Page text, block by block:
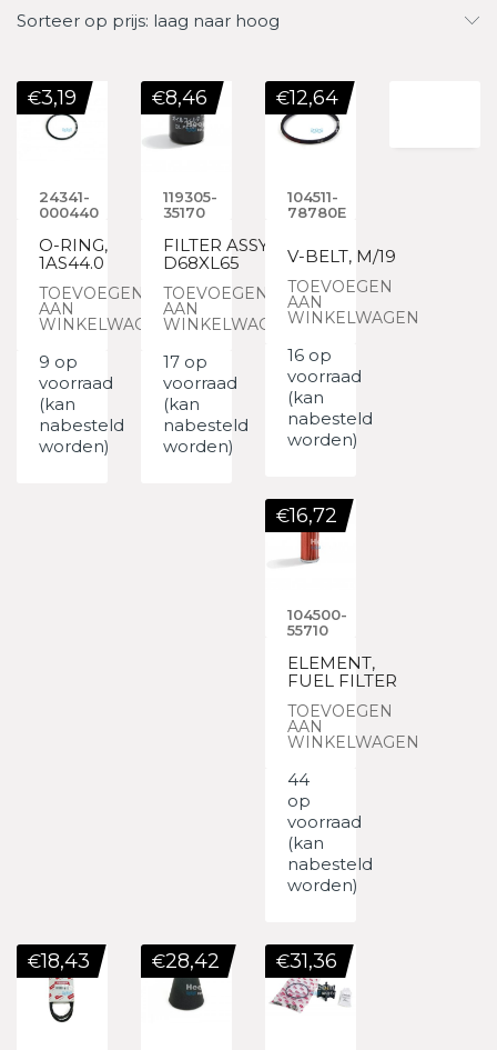
Sorteer op prijs: laag naar hoog
24341-
000440
O-RING,
1AS44.0
TOEVOEGEN
AAN
WINKELWAGEN
€3,19
9 op
voorraad
(kan
nabesteld
worden)
119305-
35170
FILTER ASSY,
D68XL65
TOEVOEGEN
AAN
WINKELWAGEN
€8,46
17 op
voorraad
(kan
nabesteld
worden)
104511-
78780E
V-BELT, M/19
TOEVOEGEN
AAN
WINKELWAGEN
€12,64
16 op
voorraad
(kan
nabesteld
worden)
104500-
55710
ELEMENT,
FUEL FILTER
TOEVOEGEN
AAN
WINKELWAGEN
€16,72
44
op
voorraad
(kan
nabesteld
worden)
€18,43 €28,42 €31,36